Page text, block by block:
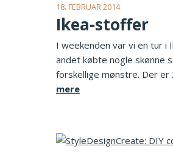
18. FEBRUAR 2014
Ikea-stoffer
I weekenden var vi en tur i
andet købte nogle skønne
forskellige mønstre. Der er
mere